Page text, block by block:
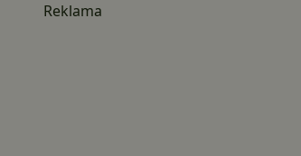
Reklama